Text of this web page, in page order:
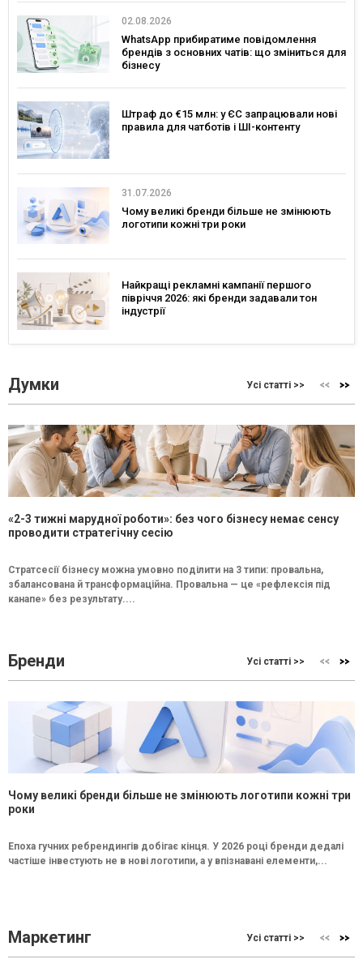
02.08.2026
WhatsApp прибиратиме повідомлення
брендів з основних чатів: що зміниться для
бізнесу
Штраф до €15 млн: у ЄС запрацювали нові
правила для чатботів і ШІ-контенту
31.07.2026
Чому великі бренди більше не змінюють
логотипи кожні три роки
Найкращі рекламні кампанії першого
півріччя 2026: які бренди задавали тон
індустрії
Думки Усі статті >>
«2-3 тижні марудної роботи»: без чого бізнесу немає сенсу
проводити стратегічну сесію
Стратсесії бізнесу можна умовно поділити на 3 типи: провальна,
збалансована й трансформаційна. Провальна — це «рефлексія під
канапе» без результату....
Бренди Усі статті >>
Чому великі бренди більше не змінюють логотипи кожні три
роки
Епоха гучних ребрендингів добігає кінця. У 2026 році бренди дедалі
частіше інвестують не в нові логотипи, а у впізнавані елементи,...
Маркетинг Усі статті >>